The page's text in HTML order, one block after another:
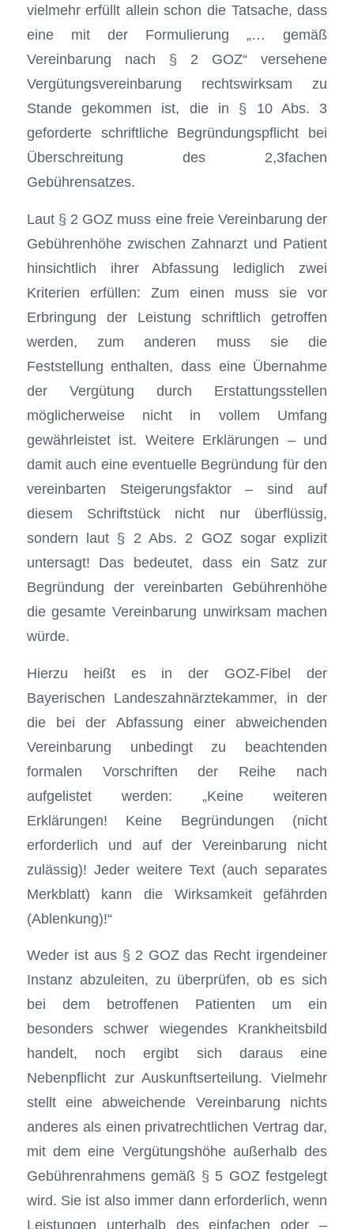
vielmehr erfüllt allein schon die Tatsache, dass
eine mit der Formulierung „… gemäß
Vereinbarung nach § 2 GOZ“ versehene
Vergütungsvereinbarung rechtswirksam zu
Stande gekommen ist, die in § 10 Abs. 3
geforderte schriftliche Begründungs­pflicht bei
Überschreitung des 2,3fachen
Gebührensatzes.
Laut § 2 GOZ muss eine freie Vereinbarung der
Gebührenhöhe zwischen Zahnarzt und Patient
hinsichtlich ihrer Abfassung lediglich zwei
Kriterien erfüllen: Zum einen muss sie vor
Erbringung der Leistung schriftlich getroffen
werden, zum anderen muss sie die
Feststellung enthalten, dass eine Übernahme
der Vergütung durch Erstattungsstellen
möglicherweise nicht in vollem Umfang
gewährleistet ist. Weitere Erklärungen – und
damit auch eine eventuelle Begründung für den
vereinbarten Steigerungsfaktor – sind auf
diesem Schriftstück nicht nur überflüssig,
sondern laut § 2 Abs. 2 GOZ sogar explizit
untersagt! Das bedeutet, dass ein Satz zur
Begründung der vereinbarten Gebührenhöhe
die gesamte Vereinbarung unwirksam machen
würde.
Hierzu heißt es in der GOZ-Fibel der
Bayerischen Landeszahnärztekammer, in der
die bei der Abfassung einer abweichenden
Vereinbarung unbedingt zu beachtenden
formalen Vorschriften der Reihe nach
aufgelistet werden: „Keine weiteren
Erklärungen! Keine Begründungen (nicht
erforderlich und auf der Vereinbarung nicht
zulässig)! Jeder weitere Text (auch separates
Merkblatt) kann die Wirksamkeit gefährden
(Ablenkung)!“
Weder ist aus § 2 GOZ das Recht irgendeiner
Instanz abzuleiten, zu überprüfen, ob es sich
bei dem betroffenen Patienten um ein
besonders schwer wiegendes Krankheitsbild
handelt, noch ergibt sich daraus eine
Nebenpflicht zur Auskunftserteilung. Vielmehr
stellt eine abweichende Vereinbarung nichts
anderes als einen privatrechtlichen Vertrag dar,
mit dem eine Vergütungshöhe außerhalb des
Gebührenrahmens gemäß § 5 GOZ festgelegt
wird. Sie ist also immer dann erforderlich, wenn
Leistungen unterhalb des einfachen oder –